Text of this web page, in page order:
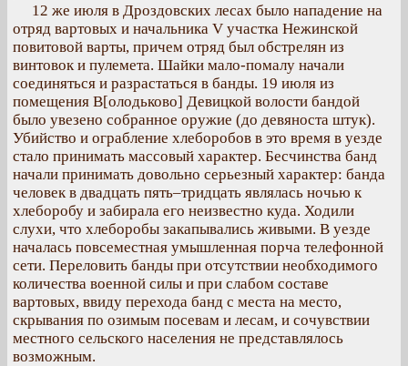
12 же июля в Дроздовских лесах было нападение на
отряд вартовых и начальника V участка Нежинской
повитовой варты, причем отряд был обстрелян из
винтовок и пулемета. Шайки мало-помалу начали
соединяться и разрастаться в банды. 19 июля из
помещения В[олодьково] Девицкой волости бандой
было увезено собранное оружие (до девяноста штук).
Убийство и ограбление хлеборобов в это время в уезде
стало принимать массовый характер. Бесчинства банд
начали принимать довольно серьезный характер: банда
человек в двадцать пять–тридцать являлась ночью к
хлеборобу и забирала его неизвестно куда. Ходили
слухи, что хлеборобы закапывались живыми. В уезде
началась повсеместная умышленная порча телефонной
сети. Переловить банды при отсутствии необходимого
количества военной силы и при слабом составе
вартовых, ввиду перехода банд с места на место,
скрывания по озимым посевам и лесам, и сочувствии
местного сельского населения не представлялось
возможным.